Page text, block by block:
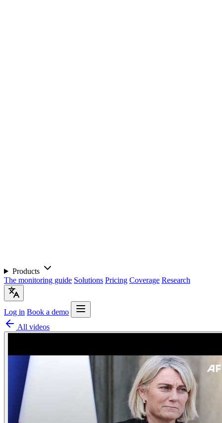
Products
The monitoring guide Solutions Pricing Coverage Research
Log in Book a demo
All videos